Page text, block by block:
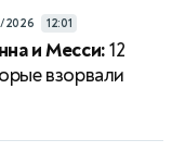
2026 12:01
и Месси:12
взорвали